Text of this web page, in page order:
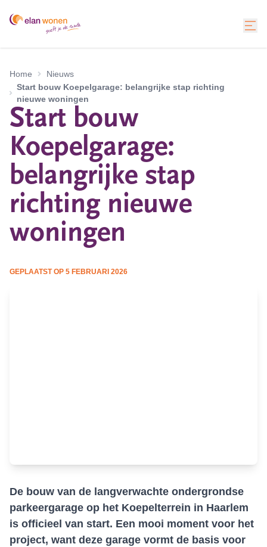
Home
Nieuws
Start bouw Koepelgarage: belangrijke stap richting
nieuwe woningen
Start bouw
Koepelgarage:
belangrijke stap
richting nieuwe
woningen
GEPLAATST OP 5 FEBRUARI 2026
De bouw van de langverwachte ondergrondse
parkeergarage op het Koepelterrein in Haarlem
is officieel van start. Een mooi moment voor het
project, want deze garage vormt de basis voor